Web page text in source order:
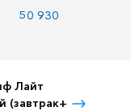
50 930
Лайт
(завтрак+